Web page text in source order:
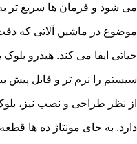
می شود و فرمان ها سریع تر
موضوع در ماشین آلاتی که
حیاتی ایفا می کند. هیدرو
سیستم را نرم تر و قابل پیش
از نظر طراحی و نصب نیز،
دارد. به جای مونتاژ ده ها